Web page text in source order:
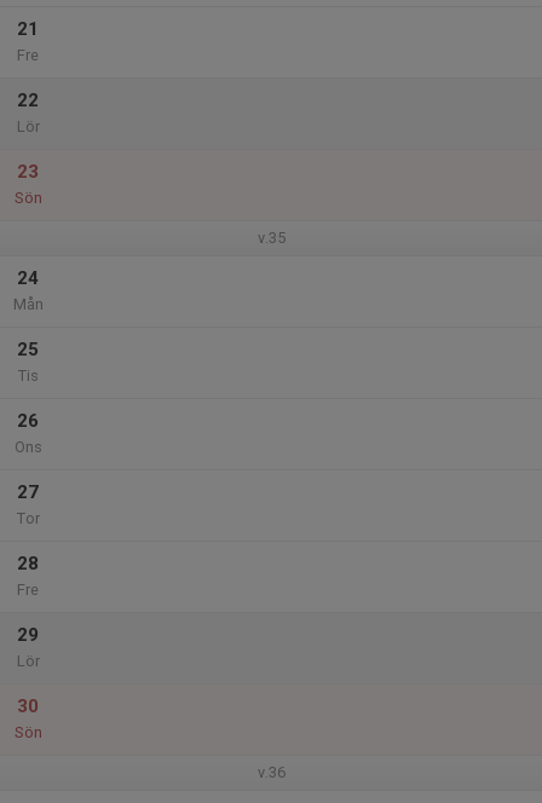
21
Fre
22
Lör
23
Sön
v.35
24
Mån
25
Tis
26
Ons
27
Tor
28
Fre
29
Lör
30
Sön
v.36